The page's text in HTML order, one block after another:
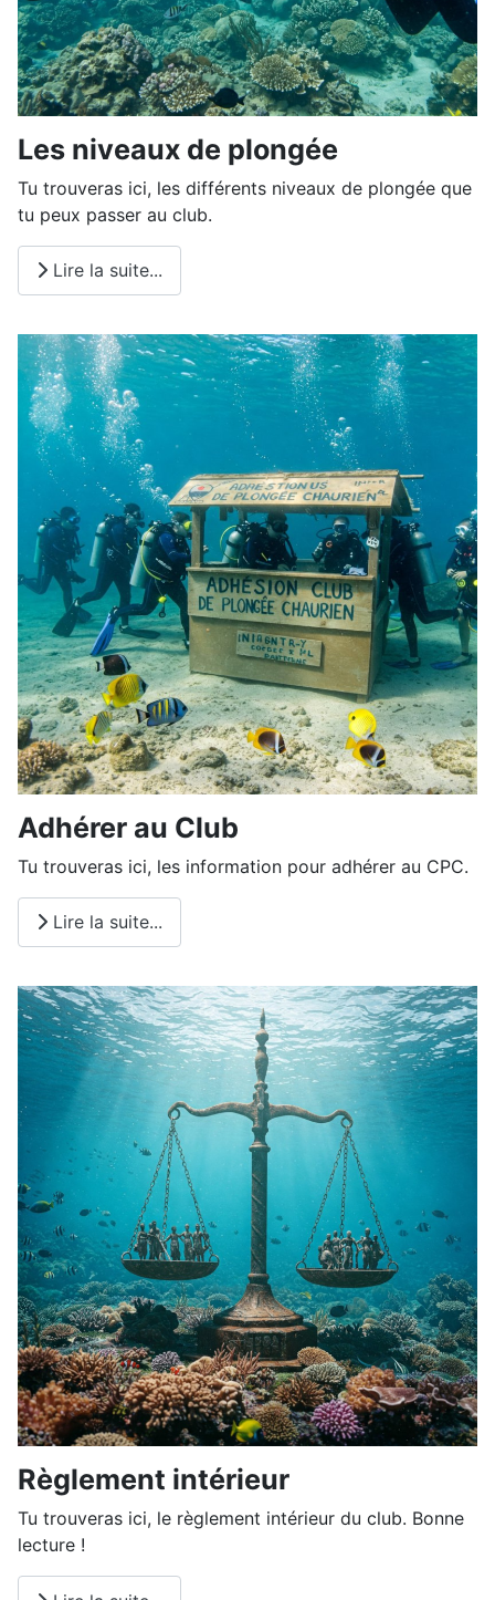
Les niveaux de plongée
Tu trouveras ici, les différents niveaux de plongée que
tu peux passer au club.
Lire la suite...
Adhérer au Club
Tu trouveras ici, les information pour adhérer au CPC.
Lire la suite...
Règlement intérieur
Tu trouveras ici, le règlement intérieur du club. Bonne
lecture !